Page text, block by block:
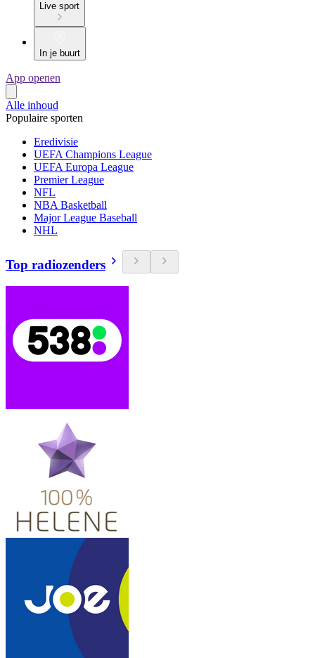
Live sport
In je buurt
App openen
Alle inhoud
Populaire sporten
Eredivisie
UEFA Champions League
UEFA Europa League
Premier League
NFL
NBA Basketball
Major League Baseball
NHL
Top radiozenders